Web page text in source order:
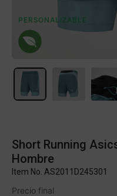
PERSONALIZABLE
Short Running
Hombre
Item No. AS2011D245301
Precio final